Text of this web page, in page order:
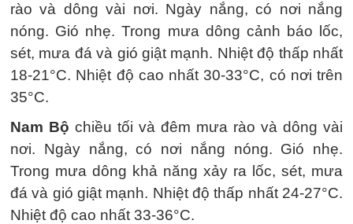
rào và dông vài nơi. Ngày nắng, có nơi nắng
nóng. Gió nhẹ. Trong mưa dông cảnh báo lốc,
sét, mưa đá và gió giật mạnh. Nhiệt độ thấp nhất
18-21°C. Nhiệt độ cao nhất 30-33°C, có nơi trên
35°C.
Nam Bộ chiều tối và đêm mưa rào và dông vài
nơi. Ngày nắng, có nơi nắng nóng. Gió nhẹ.
Trong mưa dông khả năng xảy ra lốc, sét, mưa
đá và gió giật mạnh. Nhiệt độ thấp nhất 24-27°C.
Nhiệt độ cao nhất 33-36°C.